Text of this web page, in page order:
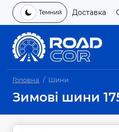
Темний Доставка
Головна Шини
Зимові шини